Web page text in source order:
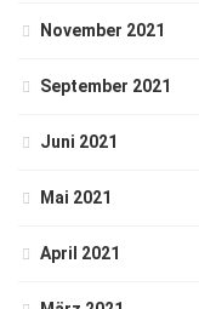
November 2021
September 2021
Juni 2021
Mai 2021
April 2021